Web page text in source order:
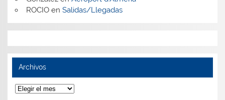
ROCIOen Salidas/Llegadas
Archivos
Archivos